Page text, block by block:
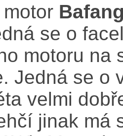
se o
motoru na
Jedná se o
velmi
jinak má